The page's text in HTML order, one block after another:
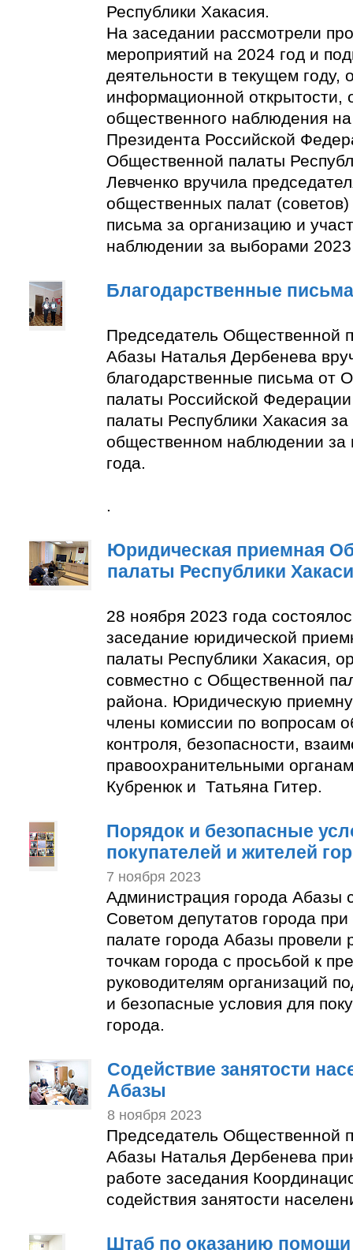
Республики Хакасия.
На заседании рассмотрели
мероприятий на 2024 год и
деятельности в текущем году,
информационной открытости,
общественного наблюдения
Президента Российской
Общественной палаты
Левченко вручила
общественных палат
письма за организацию и
наблюдении за выборами 2023
Благодарственные письма
Председатель Общественной
Абазы Наталья Дербенева
благодарственные письма от
палаты Российской
палаты Республики Хакасия за
общественном наблюдении за
года.
.
Юридическая приемная
палаты Республики
28 ноября 2023 года
заседание юридической
палаты Республики Хакасия,
совместно с Общественной
района. Юридическую
члены комиссии по вопросам
контроля, безопасности,
правоохранительными
Кубренюк и Татьяна Гитер.
Порядок и безопасные
покупателей и жителей
7 ноября 2023
Администрация города Абазы
Советом депутатов города
палате города Абазы провели
точкам города с просьбой к
руководителям организаций
и безопасные условия для
города.
Содействие занятости
Абазы
8 ноября 2023
Председатель Общественной
Абазы Наталья Дербенева
работе заседания
содействия занятости
Штаб по оказанию помощи